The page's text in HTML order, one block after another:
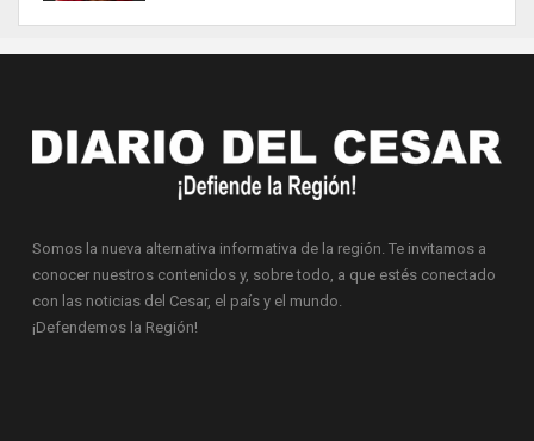
Somos la nueva alternativa informativa de la región. Te invitamos a
conocer nuestros contenidos y, sobre todo, a que estés conectado
con las noticias del Cesar, el país y el mundo.
¡Defendemos la Región!